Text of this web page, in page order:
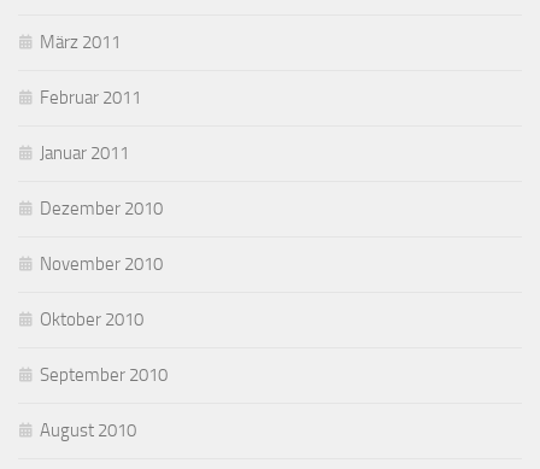
März 2011
Februar 2011
Januar 2011
Dezember 2010
November 2010
Oktober 2010
September 2010
August 2010